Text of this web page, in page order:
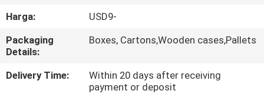
KONTROL
KUALITAS
HUBUNGI
Harga:
USD9-
Packaging
Details:
Boxes, Cartons,Wooden cases,Pallets
Delivery Time:
Within 20 days after receiving
payment or deposit